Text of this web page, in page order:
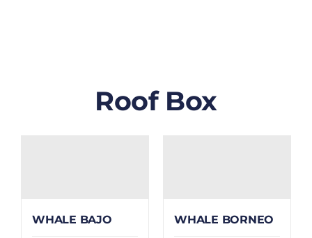
Roof Box
WHALE BAJO WHALE BORNEO